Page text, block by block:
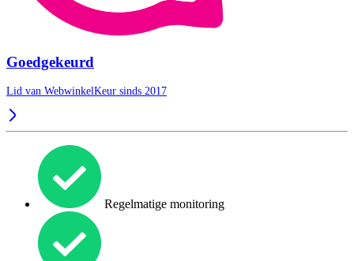
Goedgekeurd
Lid van WebwinkelKeur sinds 2017
Regelmatige monitoring